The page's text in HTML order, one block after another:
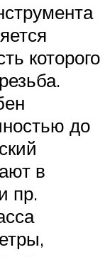
которого
до
в
пр.